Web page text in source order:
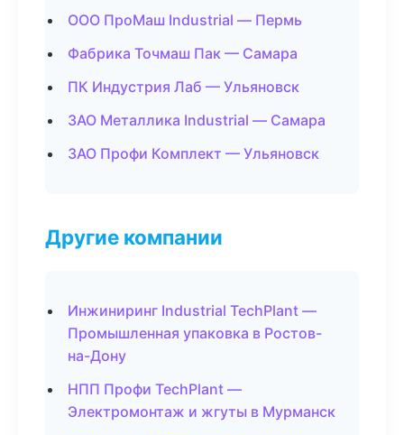
ООО ПроМаш Industrial — Пермь
Фабрика Точмаш Пак — Самара
ПК Индустрия Лаб — Ульяновск
ЗАО Металлика Industrial — Самара
ЗАО Профи Комплект — Ульяновск
Другие компании
Инжиниринг Industrial TechPlant —
Промышленная упаковка в Ростов-
на-Дону
НПП Профи TechPlant —
Электромонтаж и жгуты в Мурманск